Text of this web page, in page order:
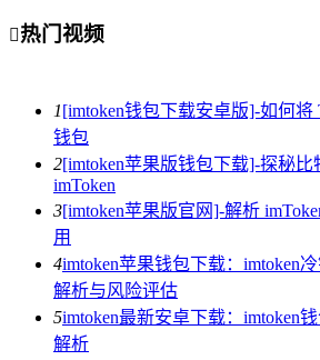
热门视频
1[imtoken钱包下载安卓版]-如何将
钱包
2[imtoken苹果版钱包下载]-探秘
imToken
3[imtoken苹果版官网]-解析
用
4imtoken苹果钱包下载：imtoken
解析与风险评估
5imtoken最新安卓下载：imtoken
解析